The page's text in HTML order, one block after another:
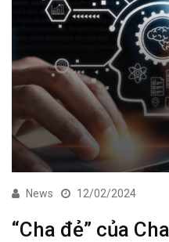
News 12/02/2024
“Cha đẻ” của